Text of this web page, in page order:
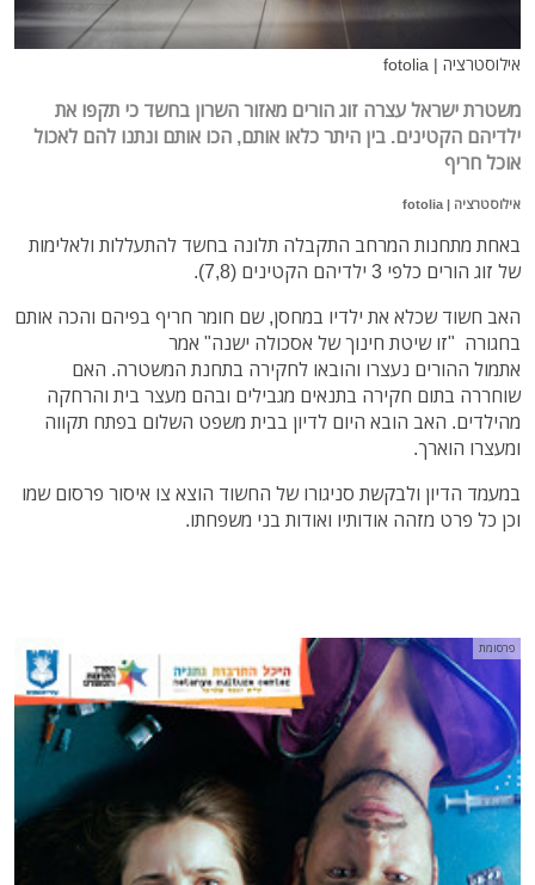
אילוסטרציה | fotolia
משטרת ישראל עצרה זוג הורים מאזור השרון בחשד כי תקפו את
ילדיהם הקטינים. בין היתר כלאו אותם, הכו אותם ונתנו להם לאכול
אוכל חריף
אילוסטרציה | fotolia
באחת מתחנות המרחב התקבלה תלונה בחשד להתעללות ולאלימות
של זוג הורים כלפי 3 ילדיהם הקטינים (7,8).
האב חשוד שכלא את ילדיו במחסן, שם חומר חריף בפיהם והכה אותם
בחגורה "זו שיטת חינוך של אסכולה ישנה" אמר
אתמול ההורים נעצרו והובאו לחקירה בתחנת המשטרה. האם
שוחררה בתום חקירה בתנאים מגבילים ובהם מעצר בית והרחקה
מהילדים. האב הובא היום לדיון בבית משפט השלום בפתח תקווה
ומעצרו הוארך.
במעמד הדיון ולבקשת סניגורו של החשוד הוצא צו איסור פרסום שמו
וכן כל פרט מזהה אודותיו ואודות בני משפחתו.
פרסומת